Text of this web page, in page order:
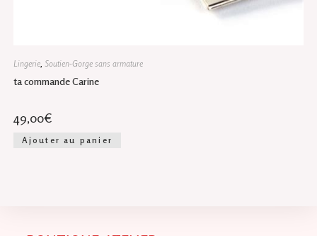
Lingerie, Soutien-Gorge sans armature
ta commande Carine
49,00€
Ajouter au panier